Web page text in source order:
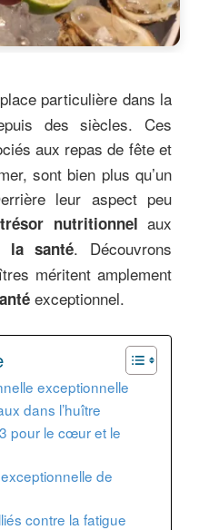
particulière dans la
des siècles. Ces
aux repas de fête et
sont bien plus qu’un
leur aspect peu
trésor nutritionnel aux
la santé. Découvrons
méritent amplement
exceptionnel.
exceptionnelle
dans l’huître
pour le cœur et le
de
contre la fatigue